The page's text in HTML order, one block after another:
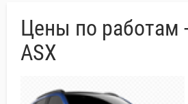
Цены по работам
ASX